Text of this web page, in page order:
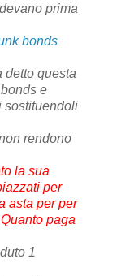
prima
bonds
detto questa
e
sostituendoli
rendono
la sua
per
asta per per
paga
1